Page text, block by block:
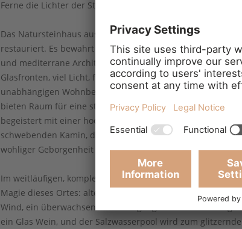
Ferne die Lichter der Stadt glitzern und die Zikaden ihre
Das Natursteinhaus aus dem frühen 20. Jahrhundert
restauriert. Es bewahrt seinen ursprünglichen Charakter:
und mediterrane Architektur und kombiniert ihn zugleich
Glasfronten, viel Licht, fließende Übergänge zwischen
unabhängigen Wohnbereiche ermöglichen Privatsphäre
bieten Raum für eine stilvolle Gästebeherbergung. Die
begeistert mit einer hochwertigen, modernen Küche samt
schwebenden Kamin, der an kühlen Herbst- und
wohliger Geborgenheit schafft.
Im weitläufigen, komplett eingezäunten Park von rund
Magie dieses Ortes: alte Olivenbäume spenden Schatten,
Wind, ein überwachsener Laubengang bietet ein schattiges
ein Glas Wein, und der Salzwasserpool wird zum